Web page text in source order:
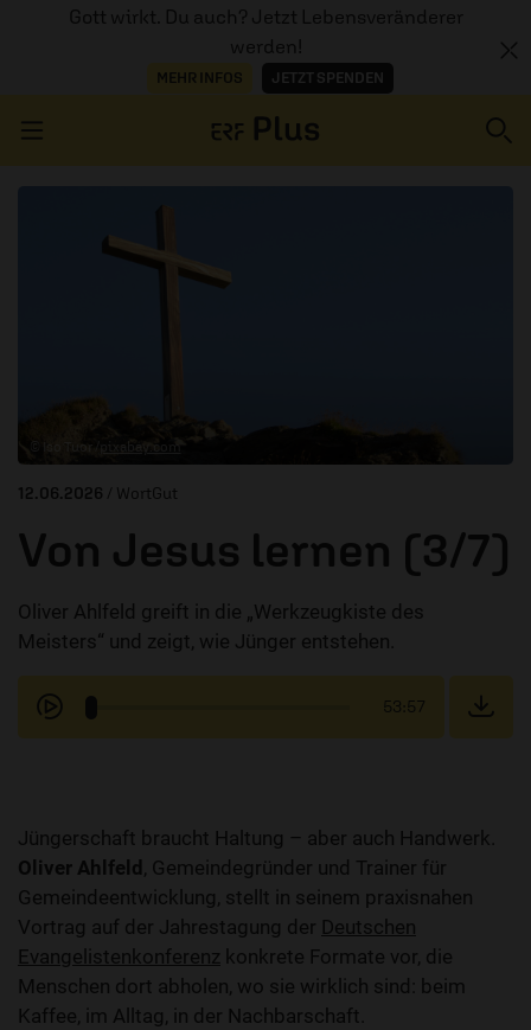
Gott wirkt. Du auch? Jetzt Lebensveränderer
werden!
MEHR INFOS JETZT SPENDEN
© Iso Tuor / pixabay.com
12.06.2026 / WortGut
Von Jesus lernen (3/7)
Oliver Ahlfeld greift in die „Werkzeugkiste des
Meisters“ und zeigt, wie Jünger entstehen.
53:57
Jüngerschaft braucht Haltung – aber auch Handwerk.
Oliver Ahlfeld , Gemeindegründer und Trainer für
Gemeindeentwicklung, stellt in seinem praxisnahen
Vortrag auf der Jahrestagung der Deutschen
Evangelistenkonferenz konkrete Formate vor, die
Menschen dort abholen, wo sie wirklich sind: beim
Kaffee, im Alltag, in der Nachbarschaft.